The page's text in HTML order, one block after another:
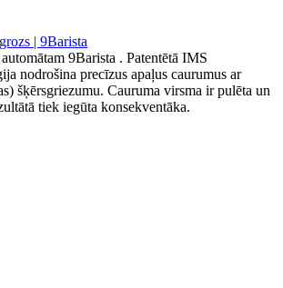
| 9Barista
9Barista . Patentētā IMS
nodrošina precīzus apaļus caurumus ar
šķērsgriezumu. Cauruma virsma ir pulēta un
tiek iegūta konsekventāka.